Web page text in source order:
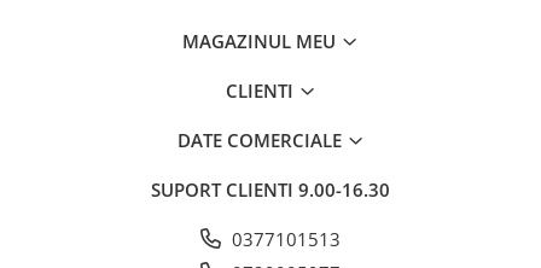
MAGAZINUL MEU
CLIENTI
DATE COMERCIALE
SUPORT CLIENTI 9.00-16.30
0377101513